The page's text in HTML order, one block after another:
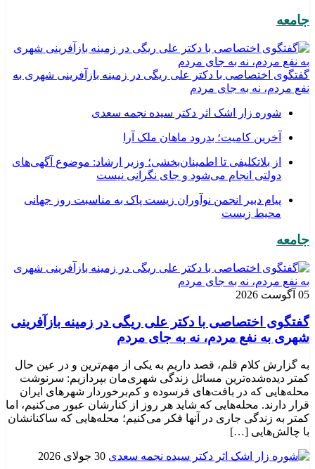
جامعه
گفتگوی اختصاصی با دکتر علی ریگی در زمینه بازآفرینی شهری به
نفع مردم، نه به جای مردم
شوره زار اشک اثر دکتر سیده نجمه سعدی
​آخرین کامیت؛ بدرود ماهان ملک آرا
از بلاتکلیفی تا اطمینان‌بخشی؛ وزیر ارشاد: موضوع آگهی‌های
دولتی انجام می‌شود و جای نگرانی نیست
پیام دبیر انجمن نوآوران زیست پاک به مناسبت روز جهانی
محیط زیست
جامعه
05 آگوست 2026
گفتگوی اختصاصی با دکتر علی ریگی در زمینه بازآفرینی
شهری به نفع مردم، نه به جای مردم
به گزارش کلام قلم، قصد داریم به یکی از مهم‌ترین و در عین حال
کمتر دیده‌شده‌ترین مسائل زندگی شهری‌مان بپردازیم: سرنوشت
محله‌هایی که در بافت‌های فرسوده و کم‌برخوردار شهرهای ایران
قرار دارند. محله‌هایی که شاید هر روز از کنارشان عبور می‌کنیم، اما
کمتر به زندگی جاری در آنها فکر می‌کنیم؛ محله‌هایی که ساکنانشان
با چالش‌هایی […]
30 جولای 2026